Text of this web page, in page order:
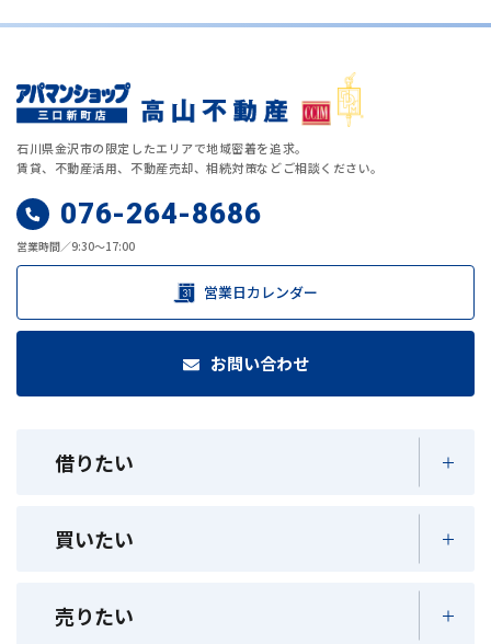
石川県金沢市の限定したエリアで地域密着を追求。
賃貸、不動産活用、不動産売却、相続対策などご相談ください。
076-264-8686
営業時間／9:30～17:00
営業日カレンダー
お問い合わせ
借りたい
買いたい
売りたい